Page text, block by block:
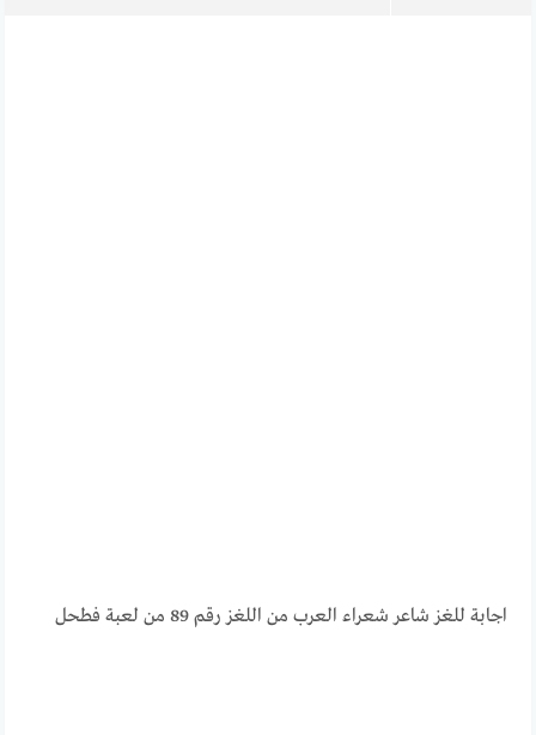
اجابة للغز شاعر شعراء العرب من اللغز رقم 89 من لعبة فطحل